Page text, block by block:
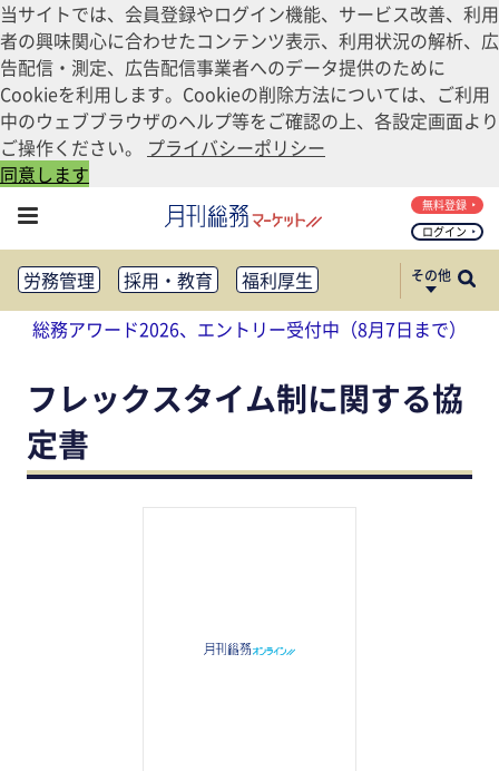
当サイトでは、会員登録やログイン機能、サービス改善、利用
者の興味関心に合わせたコンテンツ表示、利用状況の解析、広
告配信・測定、広告配信事業者へのデータ提供のために
Cookieを利用します。Cookieの削除方法については、ご利用
中のウェブブラウザのヘルプ等をご確認の上、各設定画面より
ご操作ください。 プライバシーポリシー
同意します
ログイン
無料登録
労務管理 採用・教育
福利厚生
健康経営
働き方改革
法務・コンプライアンス
リスクマネジメント・BCP
社外・社内広報
社外・社内コミュニケーション活性化
FM・オフィス移転
CSR・SDGs
その他
総務アワード2026、エントリー受付中（8月7日まで）
フレックスタイム制に関する協
定書